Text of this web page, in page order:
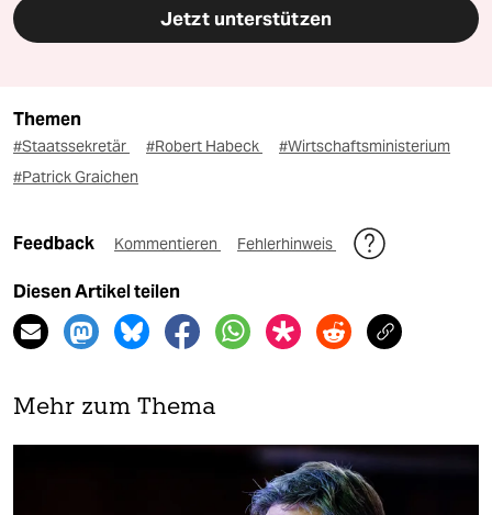
Jetzt unterstützen
Themen
#Staatssekretär #Robert Habeck
#Wirtschaftsministerium
#Patrick Graichen
Feedback Kommentieren Fehlerhinweis
Diesen Artikel teilen
Mehr zum Thema